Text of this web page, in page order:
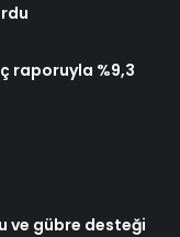
raporuyla %9,3
ve gübre desteği